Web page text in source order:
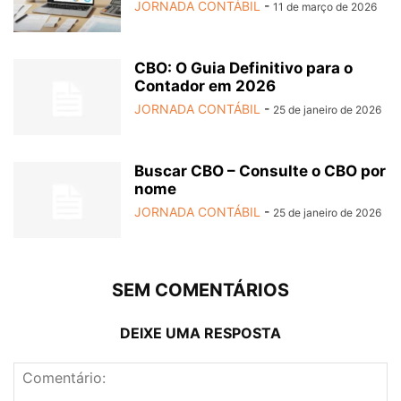
JORNADA CONTÁBIL - 11 de março de 2026
CBO: O Guia Definitivo para o
Contador em 2026
JORNADA CONTÁBIL - 25 de janeiro de 2026
Buscar CBO – Consulte o CBO por
nome
JORNADA CONTÁBIL - 25 de janeiro de 2026
SEM COMENTÁRIOS
DEIXE UMA RESPOSTA